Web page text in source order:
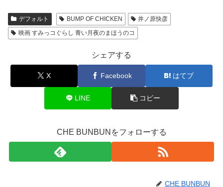
デフォルト BUMP OF CHICKEN
井ノ原快彦
映画 すみっコぐらし 青い月夜のまほうのコ
シェアする
X Facebook はてブ
LINE コピー
CHE BUNBUNをフォローする
CHE BUNBUN